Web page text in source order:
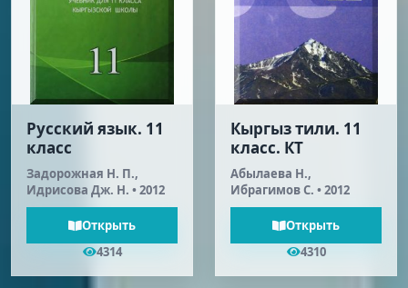
Русский язык. 11
класс
Задорожная Н. П.,
Идрисова Дж. Н. • 2012
Открыть
4314
Кыргыз тили. 11
класс. КТ
Абылаева Н.,
Ибрагимов С. • 2012
Открыть
4310